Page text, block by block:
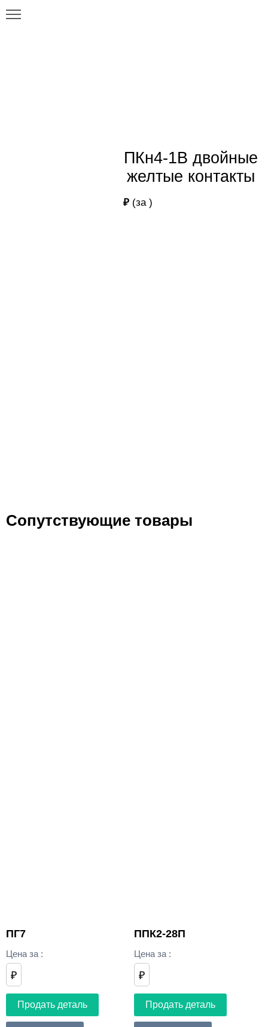
ПКн4-1В двойные
желтые контакты
₽ (за )
Сопутствующие товары
ПГ7
Цена за :
₽
Продать деталь
ППК2-28П
Цена за :
₽
Продать деталь